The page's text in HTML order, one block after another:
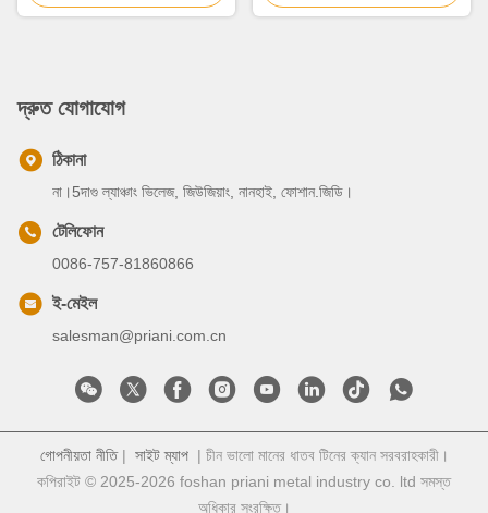
দ্রুত যোগাযোগ
ঠিকানা
না।5দাগু ল্যাঞ্চাং ভিলেজ, জিউজিয়াং, নানহাই, ফোশান.জিডি।
টেলিফোন
0086-757-81860866
ই-মেইল
salesman@priani.com.cn
গোপনীয়তা নীতি| সাইট ম্যাপ| চীন ভালো মানের ধাতব টিনের ক্যান সরবরাহকারী।
কপিরাইট © 2025-2026 foshan priani metal industry co. ltd সমস্ত
অধিকার সংরক্ষিত।